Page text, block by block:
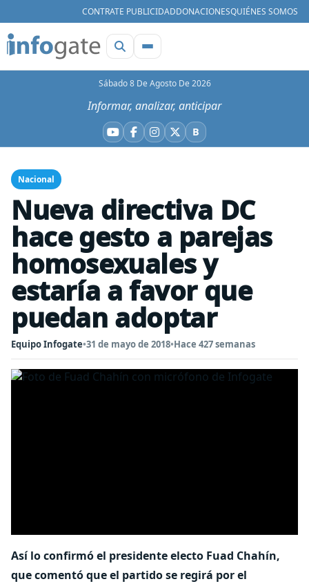
CONTRATE PUBLICIDADDONACIONESQUIÉNES SOMOS
Sábado 8 De Agosto De 2026
Informar, analizar, anticipar
YouTube
Facebook
Instagram
X BBluesky
Nacional
Nueva directiva DC
hace gesto a parejas
homosexuales y
estaría a favor que
puedan adoptar
Equipo Infogate•31 de mayo de 2018•Hace 427 semanas
Así lo confirmó el presidente electo Fuad Chahín,
que comentó que el partido se regirá por el